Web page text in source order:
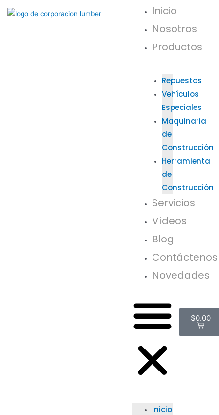
Inicio
Nosotros
Productos
Repuestos
Vehículos
Especiales
Maquinaria
de
Construcción
Herramienta
de
Construcción
Servicios
Vídeos
Blog
Contáctenos
Novedades
Inicio
$0.00